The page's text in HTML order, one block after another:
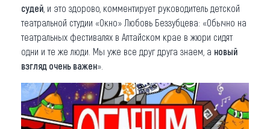
судей , и это здорово, комментирует руководитель детской
театральной студии «Окно» Любовь Беззубцева: «Обычно на
театральных фестивалях в Алтайском крае в жюри сидят
одни и те же люди. Мы уже все друг друга знаем, а новый
взгляд очень важен».